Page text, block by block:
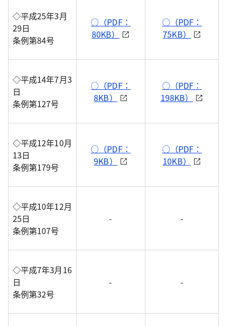
◇平成25年3月
29日
条例第84号
○（PDF：
80KB）
○（PDF：
75KB）
◇平成14年7月3
日
条例第127号
○（PDF：
8KB）
○（PDF：
198KB）
◇平成12年10月
13日
条例第179号
○（PDF：
9KB）
○（PDF：
10KB）
◇平成10年12月
25日
条例第107号
- -
◇平成7年3月16
日
条例第32号
- -